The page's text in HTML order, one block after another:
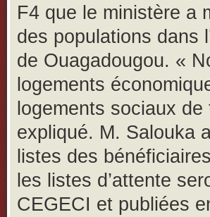
F4 que le ministère a
des populations dans
de Ouagadougou. «
logements
logements sociaux
expliqué. M. Salouka
listes des
les listes d’attente
CEGECI et publiées